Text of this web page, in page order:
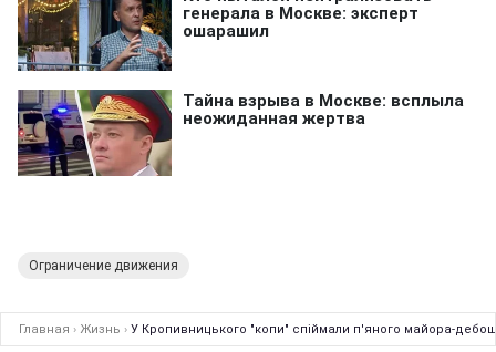
Ограничение движения
Главная › Жизнь › У Кропивницького "копи" спіймали п'яного майора-